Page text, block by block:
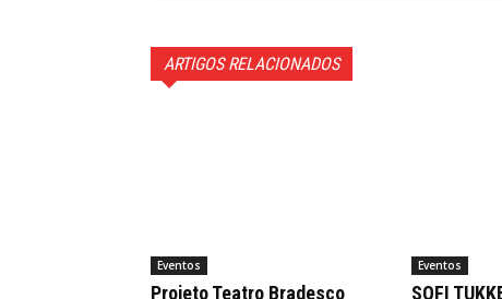
ARTIGOS RELACIONADOS
Eventos
Projeto Teatro Bradesco
Eventos
SOFI